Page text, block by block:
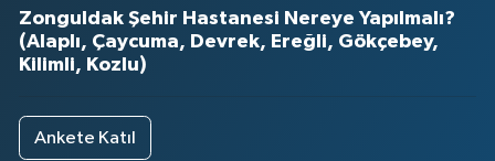
Zonguldak Şehir Hastanesi Nereye Yapılmalı?
(Alaplı, Çaycuma, Devrek, Ereğli, Gökçebey,
Kilimli, Kozlu)
Ankete Katıl